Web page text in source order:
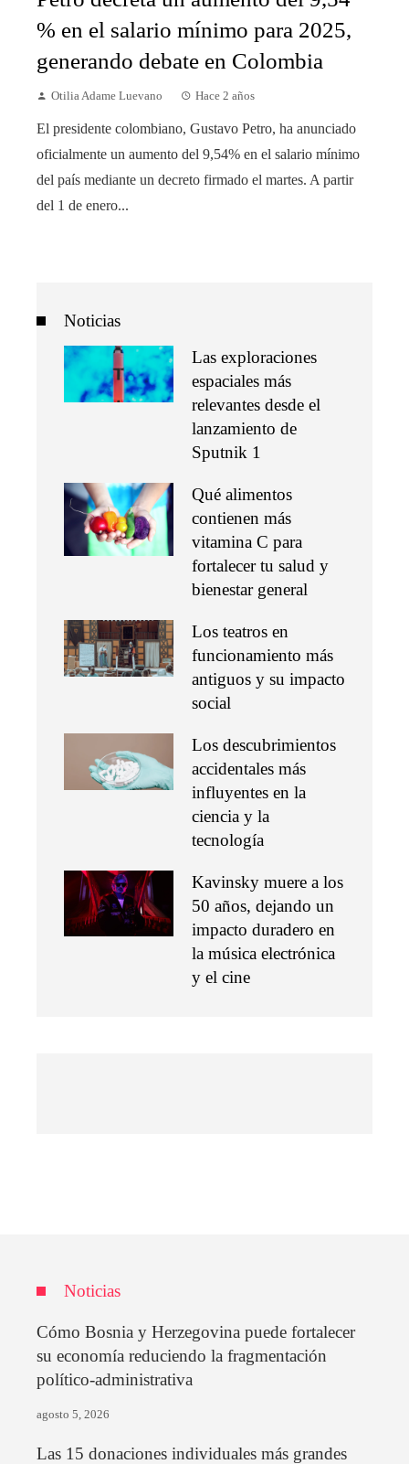
% en el salario mínimo para 2025,
generando debate en Colombia
Otilia Adame Luevano Hace 2 años
El presidente colombiano, Gustavo Petro, ha anunciado
oficialmente un aumento del 9,54% en el salario mínimo
del país mediante un decreto firmado el martes. A partir
del 1 de enero...
Noticias
Las exploraciones
espaciales más
relevantes desde el
lanzamiento de
Sputnik 1
Qué alimentos
contienen más
vitamina C para
fortalecer tu salud y
bienestar general
Los teatros en
funcionamiento más
antiguos y su impacto
social
Los descubrimientos
accidentales más
influyentes en la
ciencia y la
tecnología
Kavinsky muere a los
50 años, dejando un
impacto duradero en
la música electrónica
y el cine
Noticias
Cómo Bosnia y Herzegovina puede fortalecer
su economía reduciendo la fragmentación
político-administrativa
agosto 5, 2026
Las 15 donaciones individuales más grandes